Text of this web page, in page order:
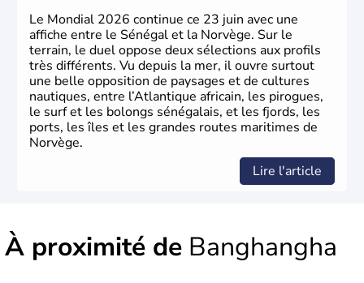
Le Mondial 2026 continue ce 23 juin avec une
affiche entre le Sénégal et la Norvège. Sur le
terrain, le duel oppose deux sélections aux profils
très différents. Vu depuis la mer, il ouvre surtout
une belle opposition de paysages et de cultures
nautiques, entre l’Atlantique africain, les pirogues,
le surf et les bolongs sénégalais, et les fjords, les
ports, les îles et les grandes routes maritimes de
Norvège.
Lire l'article
À proximité de Banghangha